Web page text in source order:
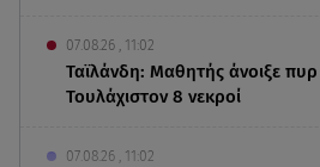
07.08.26 , 11:02
Ταϊλάνδη: Μαθητής άνοιξε
Τουλάχιστον 8 νεκροί
07.08.26 , 11:02